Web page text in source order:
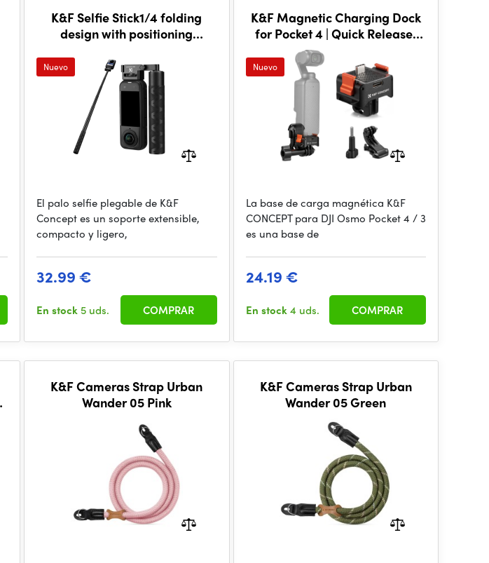
K&F Selfie Stick1/4 folding
design with positioning
stable, easy to ca
Nuevo
El palo selfie plegable de K&F
Concept es un soporte extensible,
compacto y ligero,
32.99 €
En stock 5 uds. COMPRAR
K&F Magnetic Charging Dock
for Pocket 4 | Quick Release,
Includes T-Screw & J-Type
Quick Release Pla
Nuevo
La base de carga magnética K&F
CONCEPT para DJI Osmo Pocket 4 / 3
es una base de
24.19 €
En stock4 uds. COMPRAR
K&F Cameras Strap Urban
Wander 05 Pink
K&F Cameras Strap Urban
Wander 05 Green